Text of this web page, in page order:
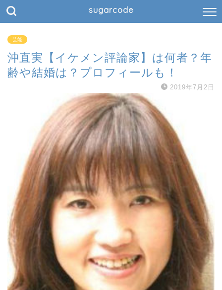
sugarcode
芸能
沖直実【イケメン評論家】は何者？年
齢や結婚は？プロフィールも！
2019年7月2日